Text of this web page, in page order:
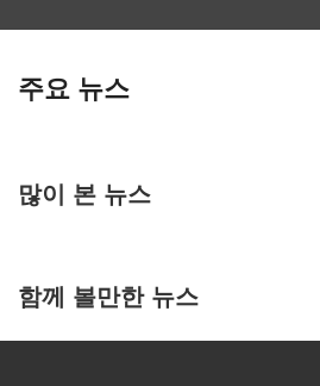
주요 뉴스
많이 본 뉴스
함께 볼만한 뉴스